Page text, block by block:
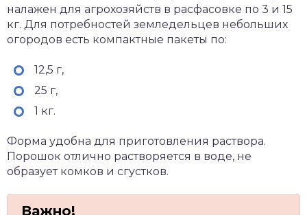
налажен для агрохозяйств в расфасовке по 3 и 15
кг. Для потребностей земледельцев небольших
огородов есть компактные пакеты по:
12,5 г,
25 г,
1 кг.
Форма удобна для приготовления раствора.
Порошок отлично растворяется в воде, не
образует комков и сгустков.